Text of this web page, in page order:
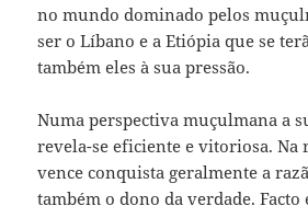
no mundo dominado pelos
ser o Líbano e a Etiópia que se
também eles à sua pressão.
Numa perspectiva muçulmana a
revela-se eficiente e vitoriosa. Na
vence conquista geralmente a
também o dono da verdade. Facto